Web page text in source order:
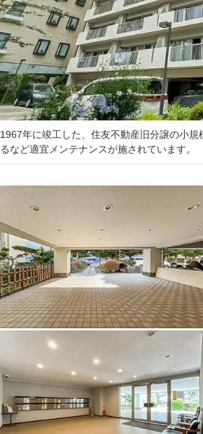
1967年に竣工した、住友不動産旧分譲の小
るなど適宜メンテナンスが施されています。